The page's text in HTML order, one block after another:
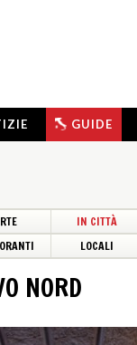
GUIDE
IN CITTÀ
LOCALI
NORD